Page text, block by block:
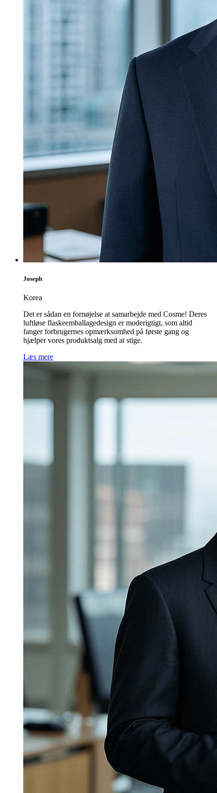
Joseph
Korea
Det er sådan en fornøjelse at samarbejde med Cosme! Deres
luftløse flaskeemballagedesign er moderigtigt, som altid
fanger forbrugernes opmærksomhed på første gang og
hjælper vores produktsalg med at stige.
Læs mere